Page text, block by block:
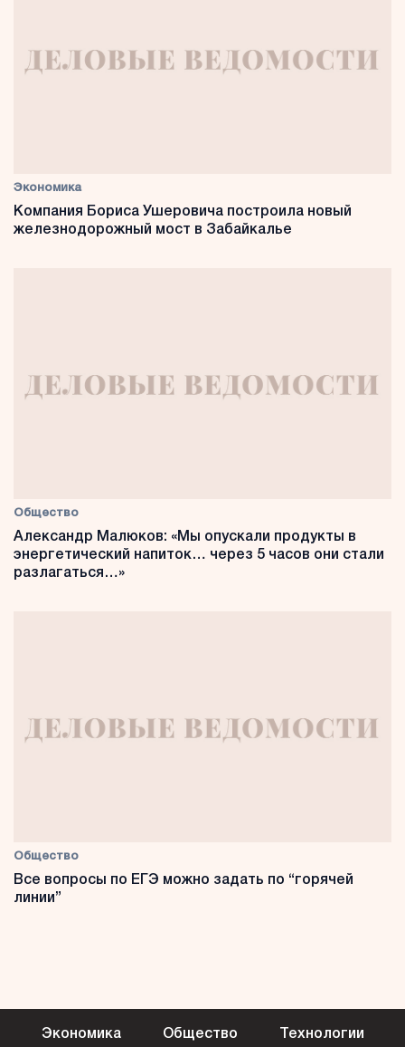
Экономика
Компания Бориса Ушеровича построила новый
железнодорожный мост в Забайкалье
Общество
Александр Малюков: «Мы опускали продукты в
энергетический напиток… через 5 часов они стали
разлагаться…»
Общество
Все вопросы по ЕГЭ можно задать по “горячей
линии”
Экономика Общество Технологии